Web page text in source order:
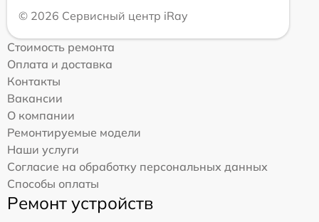
© 2026 Сервисный центр iRay
Стоимость ремонта
Оплата и доставка
Контакты
Вакансии
О компании
Ремонтируемые модели
Наши услуги
Согласие на обработку персональных данных
Способы оплаты
Ремонт устройств